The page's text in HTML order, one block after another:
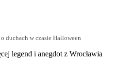
duchach w czasie Halloween
i anegdot z Wrocławia